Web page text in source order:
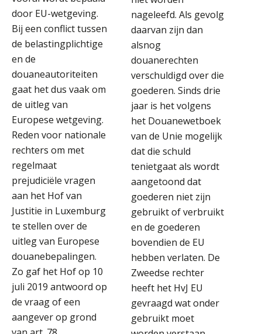
door EU-wetgeving.
Bij een conflict tussen
de belastingplichtige
en de
douaneautoriteiten
gaat het dus vaak om
de uitleg van
Europese wetgeving.
Reden voor nationale
rechters om met
regelmaat
prejudiciële vragen
aan het Hof van
Justitie in Luxemburg
te stellen over de
uitleg van Europese
douanebepalingen.
Zo gaf het Hof op 10
juli 2019 antwoord op
de vraag of een
aangever op grond
nageleefd. Als gevolg
daarvan zijn dan
alsnog
douanerechten
verschuldigd over die
goederen. Sinds drie
jaar is het volgens
het Douanewetboek
van de Unie mogelijk
dat die schuld
tenietgaat als wordt
aangetoond dat
goederen niet zijn
gebruikt of verbruikt
en de goederen
bovendien de EU
hebben verlaten. De
Zweedse rechter
heeft het HvJ EU
gevraagd wat onder
gebruikt moet